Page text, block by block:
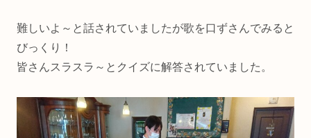
難しいよ～と話されていましたが歌を口ずさんでみると
びっくり！
皆さんスラスラ～とクイズに解答されていました。